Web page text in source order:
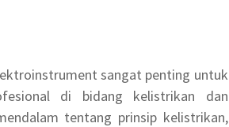
sangat penting untuk
di bidang kelistrikan dan
tentang prinsip kelistrikan,